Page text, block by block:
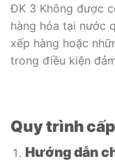
ĐK 3 Không được
hàng hóa tại nước
xếp hàng hoặc
trong điều kiện
Quy trình
Hướng dẫn